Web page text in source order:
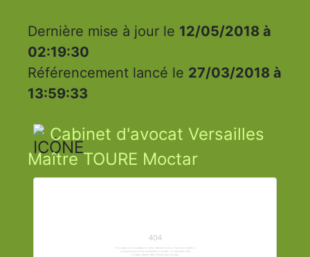
Dernière mise à jour le 12/05/2018 à
02:19:30
Référencement lancé le 27/03/2018 à
13:59:33
Cabinet d'avocat Versailles
Maître TOURE Moctar